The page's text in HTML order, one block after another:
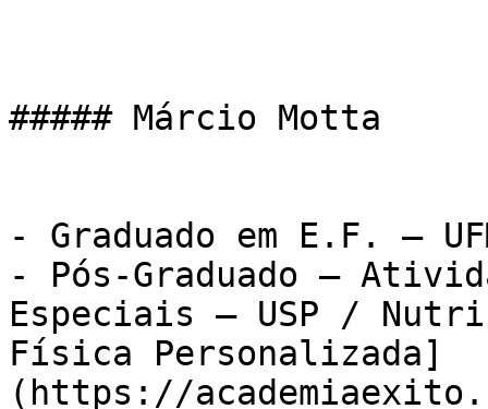
##### Márcio Motta
- Graduado em E.F. –
- Pós-Graduado –
Especiais – USP /
Física Personalizada]
(https://